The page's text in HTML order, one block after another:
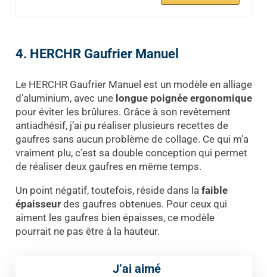
4. HERCHR Gaufrier Manuel
Le HERCHR Gaufrier Manuel est un modèle en alliage
d’aluminium, avec une longue poignée ergonomique
pour éviter les brûlures. Grâce à son revêtement
antiadhésif, j’ai pu réaliser plusieurs recettes de
gaufres sans aucun problème de collage. Ce qui m’a
vraiment plu, c’est sa double conception qui permet
de réaliser deux gaufres en même temps.
Un point négatif, toutefois, réside dans la faible
épaisseurdes gaufres obtenues. Pour ceux qui
aiment les gaufres bien épaisses, ce modèle
pourrait ne pas être à la hauteur.
J’ai aimé